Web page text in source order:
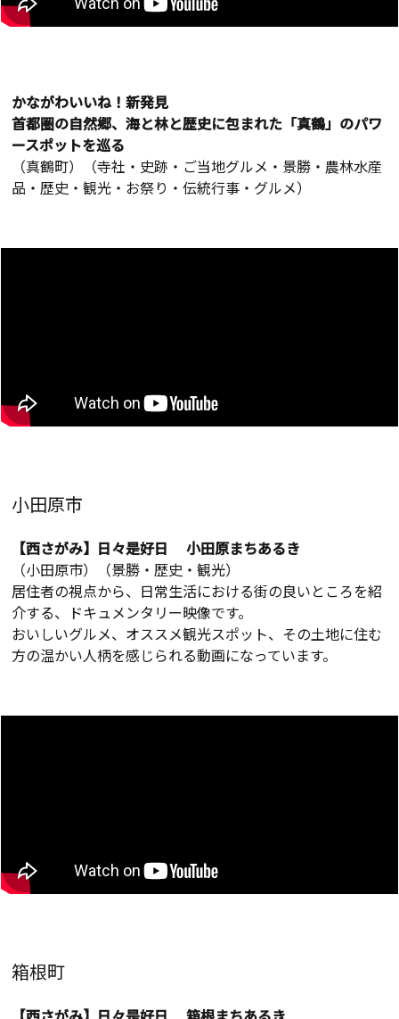
かながわいいね！新発見
首都圏の自然郷、海と林と歴史に包まれた「真鶴」のパワ
ースポットを巡る
（真鶴町）（寺社・史跡・ご当地グルメ・景勝・農林水産
品・歴史・観光・お祭り・伝統行事・グルメ）
小田原市
【西さがみ】日々是好日 小田原まちあるき
（小田原市）（景勝・歴史・観光）
居住者の視点から、日常生活における街の良いところを紹
介する、ドキュメンタリー映像です。
おいしいグルメ、オススメ観光スポット、その土地に住む
方の温かい人柄を感じられる動画になっています。
箱根町